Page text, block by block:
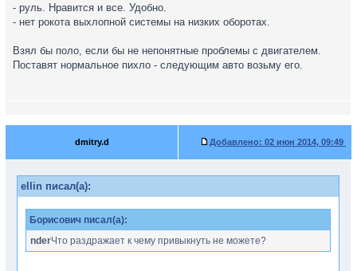
- руль. Нравится и все. Удобно.
- нет рокота выхлопной системы на низких оборотах.
Взял бы поло, если бы не непонятные проблемы с двигателем.
Поставят нормальное пихло - следующим авто возьму его.
dmitry.d Добавлено: 02 июн 2014, 09:49
ellin писал(а):
Борисович писал(а):
nderЧто раздражает к чему привыкнуть не можете?